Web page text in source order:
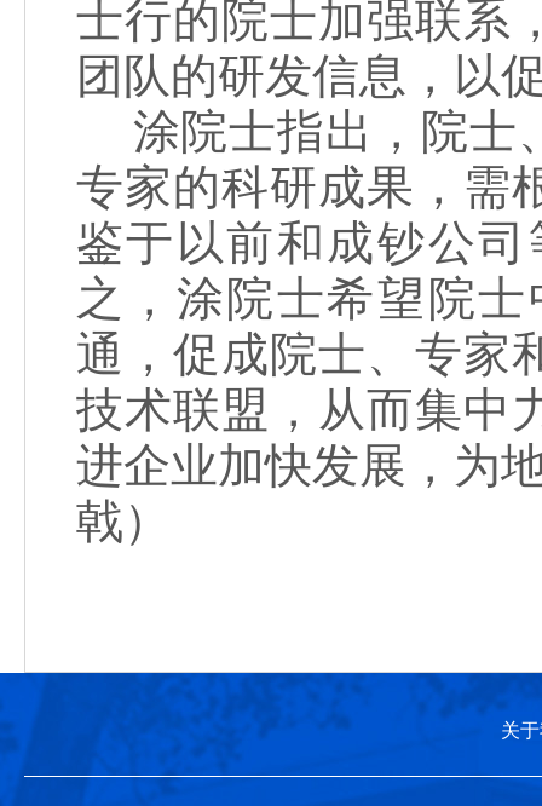
士行的院士加强联系
团队的研发信息，以
涂院士指出，院士
专家的科研成果，需
鉴于以前和成钞公
之，涂院士希望院
通，促成院士、专家
技术联盟，从而集中
进企业加快发展，为
戟）
关